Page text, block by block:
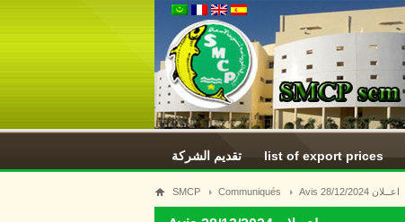
تقديم الشركة list of export prices
SMCP Communiqués Avis 28/12/2024 اعــلان